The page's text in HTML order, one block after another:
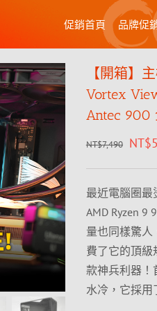
促銷首頁 品牌促
【開箱】
Vortex
Antec 900
NT$7,490 NT$
最近電腦圈
AMD Ryzen 9
量也同樣驚
費了它的頂級
款神兵利器！
水冷，它採用